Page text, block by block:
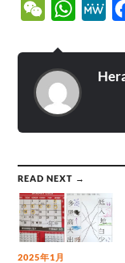
WeChat
READ NEXT →
2025年1月